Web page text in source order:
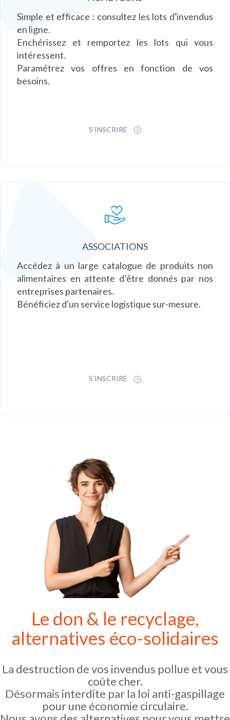
Simple et efficace : consultez les lots d'invendus
en ligne.
Enchérissez et remportez les lots qui vous
intéressent.
Paramétrez vos offres en fonction de vos
besoins.
S’INSCRIRE
ASSOCIATIONS
Accédez à un large catalogue de produits non
alimentaires en attente d’être donnés par nos
entreprises partenaires.
Bénéficiez d'un service logistique sur-mesure.
S’INSCRIRE
Le don & le recyclage,
alternatives éco-solidaires
La destruction de vos invendus pollue et vous
coûte cher.
Désormais interdite par la loi anti-gaspillage
pour une économie circulaire.